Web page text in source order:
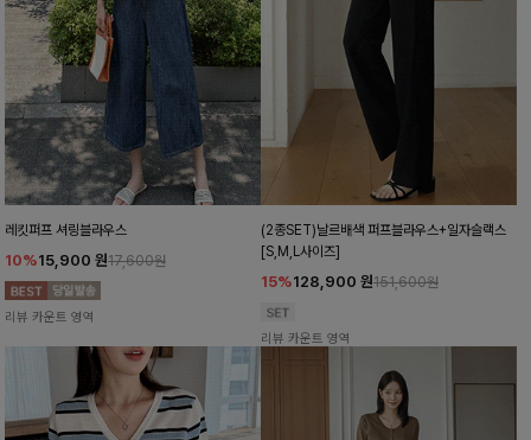
레킷퍼프 셔링블라우스
10%15,900 원17,600원
리뷰 카운트 영역
(2종SET)날르배색 퍼프블라우스+일자슬랙스
[S,M,L사이즈]
15%128,900 원151,600원
리뷰 카운트 영역